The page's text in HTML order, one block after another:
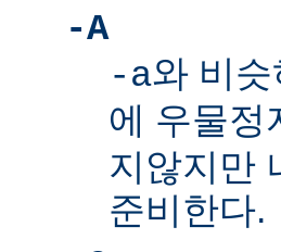
-A
-a와 비
에 우물정
지않지만
준비한다.